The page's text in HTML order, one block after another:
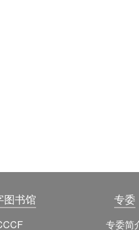
图书馆 专委
专委简